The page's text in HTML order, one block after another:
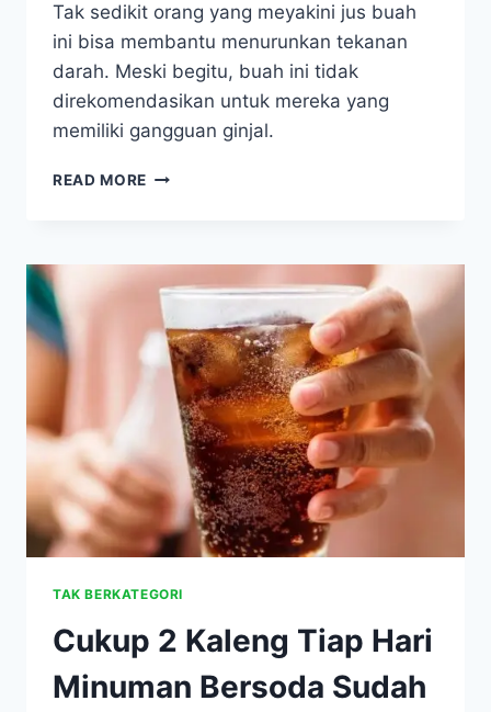
Tak sedikit orang yang meyakini jus buah
ini bisa membantu menurunkan tekanan
darah. Meski begitu, buah ini tidak
direkomendasikan untuk mereka yang
memiliki gangguan ginjal.
READ MORE JUS
PENDERITA
GINJAL?
TAK BERKATEGORI
Cukup 2 Kaleng Tiap Hari
Minuman Bersoda Sudah